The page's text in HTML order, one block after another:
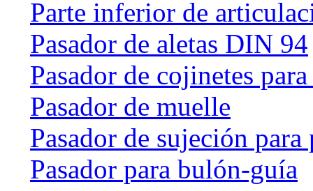
Parte inferior de
Pasador de aletas DIN 94
Pasador de cojinetes
Pasador de muelle
Pasador de sujeción para
Pasador para bulón-guía